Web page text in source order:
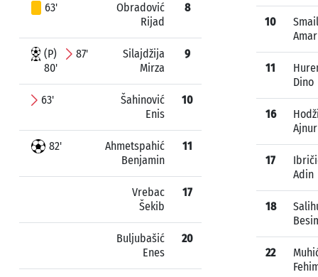
63'
Obradović
Rijad
8
(P)
80'
87'
Silajdžija
Mirza
9
63'
Šahinović
Enis
10
82'
Ahmetspahić
Benjamin
11
Vrebac
Šekib
17
Buljubašić
Enes
20
10
Amar
11
Dino
16
Ajnur
17
Adin
18
22